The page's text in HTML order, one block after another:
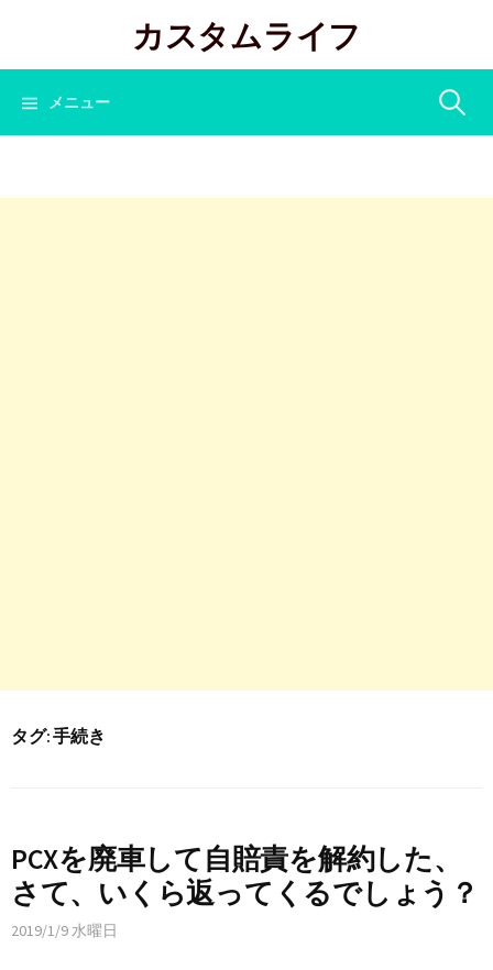
テ
キ
カスタムライフ
メニュー 検
タグ:手続き
PCXを廃車して自賠責を解約した、
さて、いくら返ってくるでしょう？
2019/1/9 水曜日